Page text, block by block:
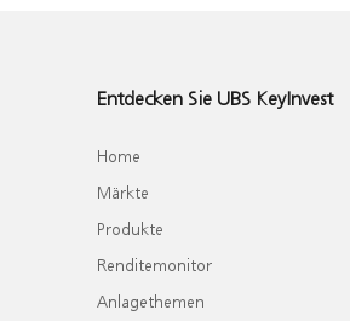
Entdecken Sie UBS KeyInvest
Home
Märkte
Produkte
Renditemonitor
Anlagethemen